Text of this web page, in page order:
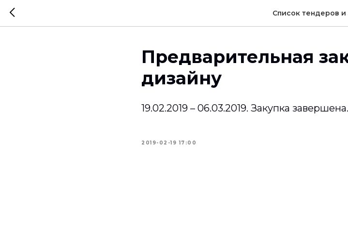
Список тендеров и
Предварительная
дизайну
19.02.2019 – 06.03.2019. Закупка завершена.
2019-02-19 17:00